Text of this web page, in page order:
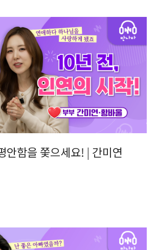
안함을 쫓으세요! | 간미연